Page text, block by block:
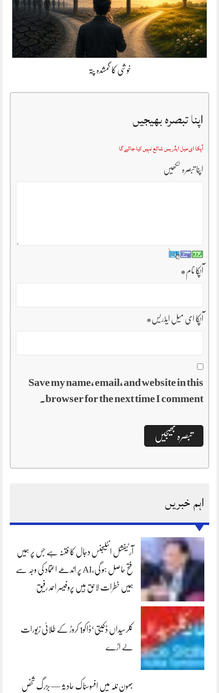
خوشی کا گمشدہ پتہ
اپنا تبصرہ بھیجیں
آپکا ای میل ایڈریس شائع نہیں کیا جائے گا
اپنا تبصرہ لکھیں
آپکا نام*
آپکا ای میل ایڈریس*
Save my name, email, and website in this
browser for the next time I comment.
اہم خبریں
آرٹیفشل انٹلیجنس دجال کا فتنہ ہے جس پر ہمیں
فتح حاصل ہو گی،AI پر اندھے اعتماد کی وجہ سے
ہمیں خطرات لاحق ہیں پروفیسر احمد رفیق
کلرسیداں ڈکیتی‘ڈاکو1 کروڑ کے طلائی زیورات
لے اڑے
بھون نلہ میں افسوسناک حادثہ — بزرگ شخص